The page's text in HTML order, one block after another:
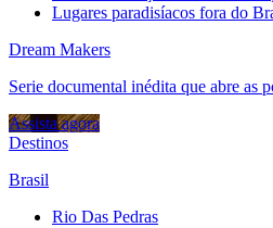
Lugares paradisíacos fora do
Dream Makers
Serie documental inédita que abre as
Assista agora
Destinos
Brasil
Rio Das Pedras